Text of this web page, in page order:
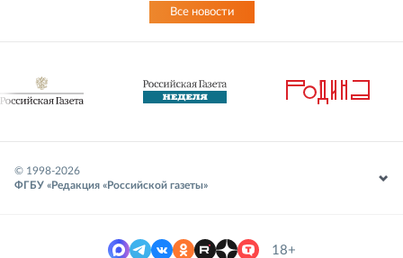
Все новости
© 1998-2026
ФГБУ «Редакция «Российской газеты»
18+